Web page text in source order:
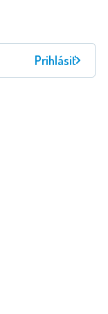
Prihlásiť